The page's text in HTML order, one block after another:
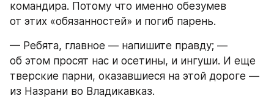
командира. Потому что именно обезумев
от этих «обязанностей» и погиб парень.
— Ребята, главное — напишите правду; —
об этом просят нас и осетины, и ингуши. И еще
тверские парни, оказавшиеся на этой дороге —
из Назрани во Владикавказ.